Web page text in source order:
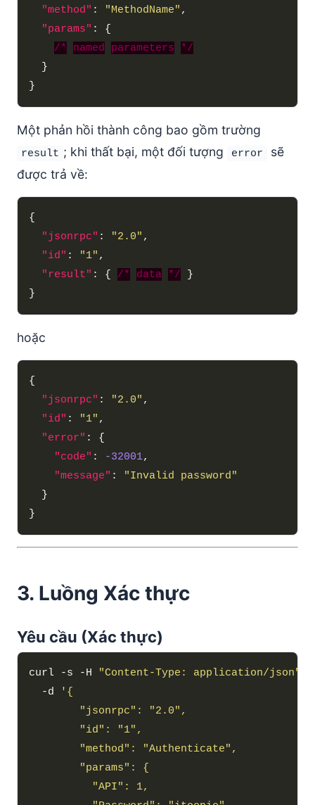
"method" : "MethodName"
"params"
/*
named parameters
*/
Một phản hồi thành công bao gồm trường
result ; khi thất bại, một đối tượng error
sẽ
được trả về:
"jsonrpc" : "2.0"
"id" : "1"
"result" : { /* data */
hoặc
"jsonrpc" : "2.0"
"id" : "1"
"error"
"code" : -32001
"message" :
"Invalid password"
3. Luồng Xác thực
Yêu cầu (Xác thực)
curl -s -H "Content-Type: application/json"
  -d